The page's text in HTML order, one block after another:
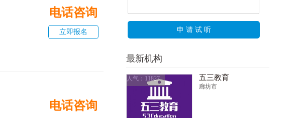
电话咨询
立即报名
电话咨询
申 请 试 听
最新机构
人气：11827 五三教育
廊坊市